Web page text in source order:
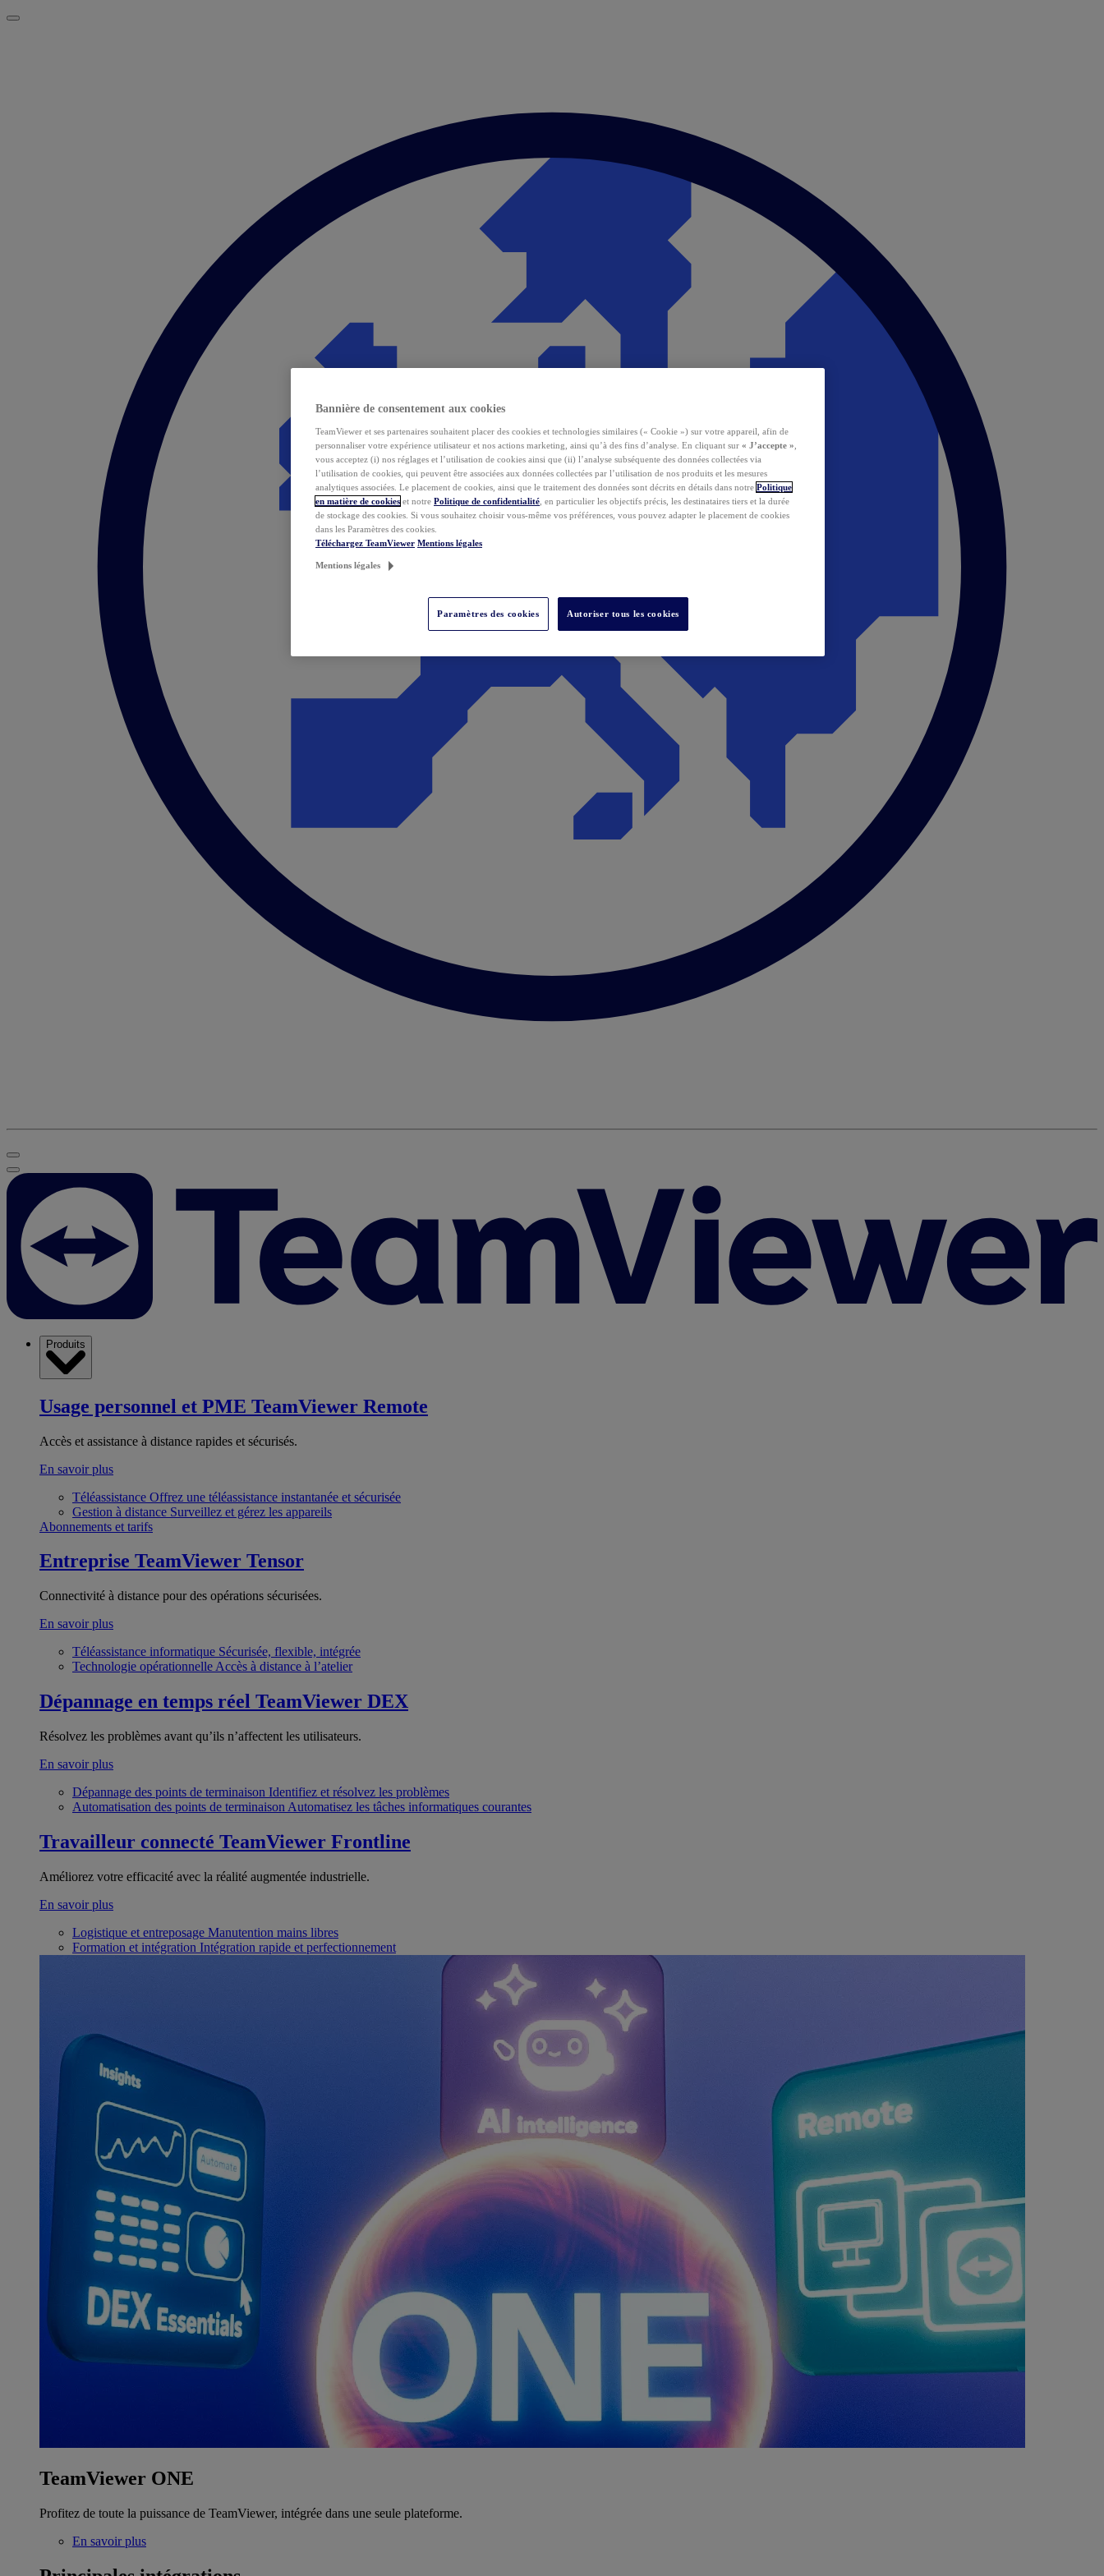
Produits
Usage personnel et PME TeamViewer Remote
Accès et assistance à distance rapides et sécurisés.
En savoir plus
Téléassistance Offrez une téléassistance instantanée et sécurisée
Gestion à distance Surveillez et gérez les appareils
Abonnements et tarifs
Entreprise TeamViewer Tensor
Connectivité à distance pour des opérations sécurisées.
En savoir plus
Téléassistance informatique Sécurisée, flexible, intégrée
Technologie opérationnelle Accès à distance à l’atelier
Dépannage en temps réel TeamViewer DEX
Résolvez les problèmes avant qu’ils n’affectent les utilisateurs.
En savoir plus
Dépannage des points de terminaison Identifiez et résolvez les problèmes
Automatisation des points de terminaison Automatisez les tâches informatiques courantes
Travailleur connecté TeamViewer Frontline
Améliorez votre efficacité avec la réalité augmentée industrielle.
En savoir plus
Logistique et entreposage Manutention mains libres
Formation et intégration Intégration rapide et perfectionnement
TeamViewer ONE
Profitez de toute la puissance de TeamViewer, intégrée dans une seule plateforme.
En savoir plus
Bannière de consentement aux cookies
TeamViewer et ses partenaires souhaitent placer des cookies et technologies similaires (« Cookie ») sur votre appareil, afin de
personnaliser votre expérience utilisateur et nos actions marketing, ainsi qu’à des fins d’analyse. En cliquant sur « J’accepte »
vous acceptez (i) nos réglages et l’utilisation de cookies ainsi que (ii) l’analyse subséquente des données collectées via
l’utilisation de cookies, qui peuvent être associées aux données collectées par l’utilisation de nos produits et les mesures
analytiques associées. Le placement de cookies, ainsi que le traitement des données sont décrits en détails dans notre Politique
en matière de cookies et notre Politique de confidentialité , en particulier les objectifs précis, les destinataires tiers et la durée
de stockage des cookies. Si vous souhaitez choisir vous-même vos préférences, vous pouvez adapter le placement de cookies
dans les Paramètres des cookies.
Téléchargez TeamViewer Mentions légales
Mentions légales
Paramètres des cookies Autoriser tous les cookies